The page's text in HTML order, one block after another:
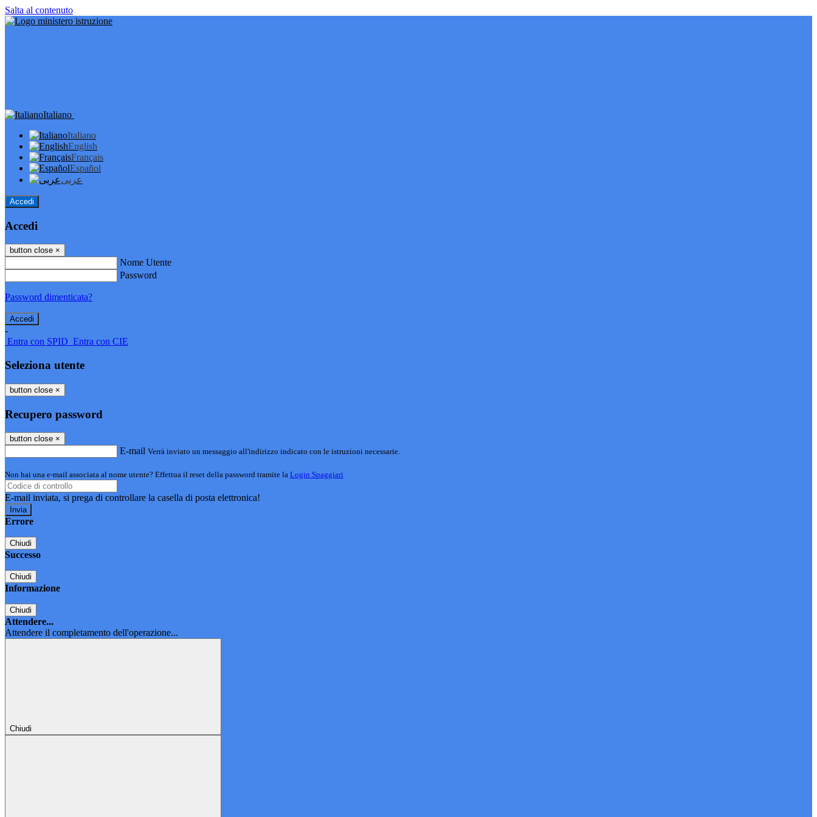
Salta al contenuto
Italiano
Italiano
English
Français
Español
عربى
Accedi
Accedi
button close ×
Nome Utente
Password
Password dimenticata?
-
Entra con SPID Entra con CIE
Seleziona utente
button close ×
Recupero password
button close ×
E-mail Verrà inviato un messaggio all'indirizzo indicato con le istruzioni necessarie.
Non hai una e-mail associata al nome utente? Effettua il reset della password tramite la Login Spaggiari
E-mail inviata, si prega di controllare la casella di posta elettronica!
Errore
Chiudi
Successo
Chiudi
Informazione
Chiudi
Attendere...
Attendere il completamento dell'operazione...
Chiudi